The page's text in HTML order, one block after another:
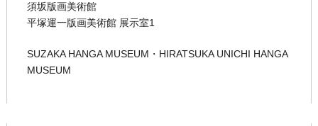
須坂版画美術館
平塚運一版画美術館 展示室1
SUZAKA HANGA MUSEUM・HIRATSUKA UNICHI HANGA
MUSEUM